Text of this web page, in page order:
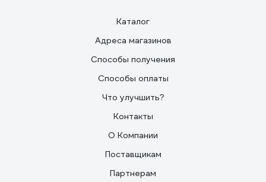
Каталог
Адреса магазинов
Способы получения
Способы оплаты
Что улучшить?
Контакты
О Компании
Поставщикам
Партнерам